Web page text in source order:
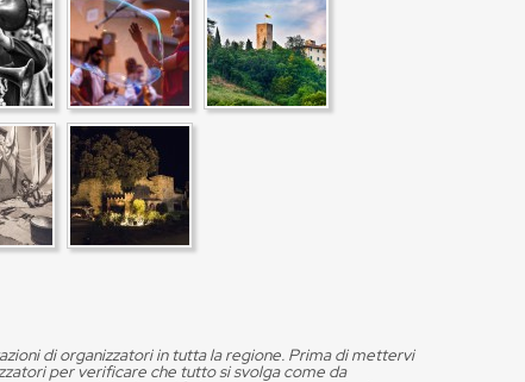
di organizzatori in tutta la regione. Prima di mettervi
per verificare che tutto si svolga come da